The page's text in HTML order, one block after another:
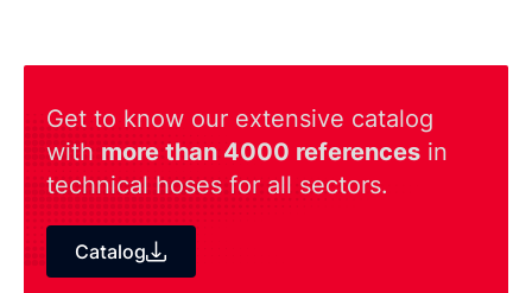
Get to know our extensive catalog
with more than 4000 references in
technical hoses for all sectors.
Catalog